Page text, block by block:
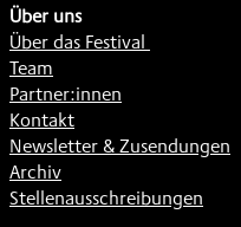
Über uns
Über das Festival
Team
Partner:innen
Kontakt
Newsletter & Zusendungen
Archiv
Stellenausschreibungen